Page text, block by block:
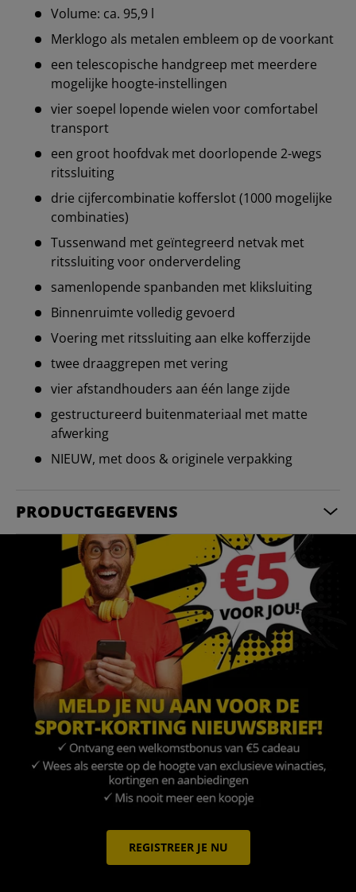
Volume: ca. 95,9 l
Merklogo als metalen embleem op de voorkant
een telescopische handgreep met meerdere
mogelijke hoogte-instellingen
vier soepel lopende wielen voor comfortabel
transport
een groot hoofdvak met doorlopende 2-wegs
ritssluiting
drie cijfercombinatie kofferslot (1000 mogelijke
combinaties)
Tussenwand met geïntegreerd netvak met
ritssluiting voor onderverdeling
samenlopende spanbanden met kliksluiting
Binnenruimte volledig gevoerd
Voering met ritssluiting aan elke kofferzijde
twee draaggrepen met vering
vier afstandhouders aan één lange zijde
gestructureerd buitenmateriaal met matte
afwerking
NIEUW, met doos & originele verpakking
PRODUCTGEGEVENS
REGISTREER JE NU